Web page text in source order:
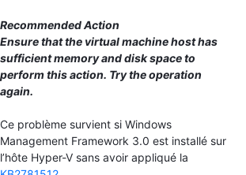
Recommended Action
Ensure that the virtual machine host has
sufficient memory and disk space to
perform this action. Try the operation
again.
Ce problème survient si Windows
Management Framework 3.0 est installé sur
l’hôte Hyper-V sans avoir appliqué la